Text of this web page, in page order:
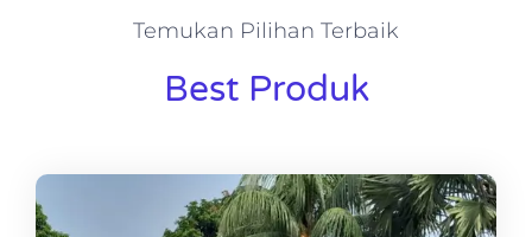
Temukan Pilihan Terbaik
Best Produk